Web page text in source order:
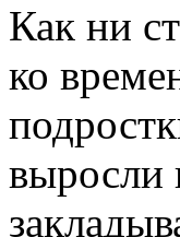
Как ни
ко
выросли